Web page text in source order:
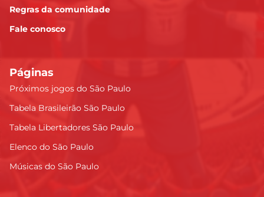
Regras da comunidade
Fale conosco
Páginas
Próximos jogos do São Paulo
Tabela Brasileirão São Paulo
Tabela Libertadores São Paulo
Elenco do São Paulo
Músicas do São Paulo